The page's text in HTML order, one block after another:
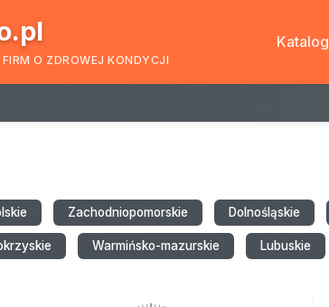
O ZDROWEJ KONDYCJI
Katalog
Zachodniopomorskie Dolnośląskie
Warmińsko-mazurskie Lubuskie